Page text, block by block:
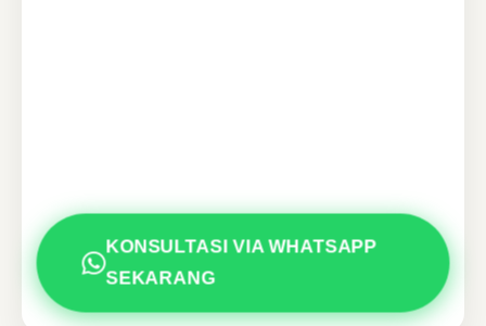
KONSULTASI VIA WHATSAPP
SEKARANG